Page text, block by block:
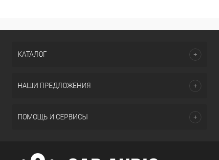
КАТАЛОГ
НАШИ ПРЕДЛОЖЕНИЯ
ПОМОЩЬ И СЕРВИСЫ